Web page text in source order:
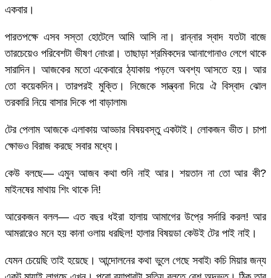
একবার।
পারতপক্ষে এসব সস্তা হোটেলে আমি আসি না। রান্নার স্বাদ যতটা বাজে
তারচেয়েও পরিবেশটা ভীষণ নোংরা। তাছাড়া শ্রমিকদের আনাগোনাও লেগে থাকে
সারাদিন। আজকের মতো একেবারে ঠ্যাকায় পড়লে অবশ্য আসতে হয়। আর
তো কয়েকদিন। তারপরই মুক্তি। নিজেকে সান্ত্বনা দিয়ে ঐ বিস্বাদ ঝোল
তরকারি নিয়ে বাসার দিকে পা বাড়ালাম৷
টের পেলাম আজকে এলাকায় আড্ডার বিষয়বস্তু একটাই। লোকজন ভীত। চাপা
ক্ষোভও বিরাজ করছে সবার মধ্যে।
কেউ বলছে— এমুন আজব কথা শুনি নাই আর। শয়তান না তো আর কী?
মাইনষের মাথায় শিং থাকে নি!
আরেকজন বলল— এত বছর ধইরা হালায় আমাগের উপ্রে সর্দারি করল! আর
আমরারেও মনে হয় কানা ওলায় ধরছিল! হালার বিষয়ডা কেউই টের পাই নাই।
যেমন চেয়েছি তাই হয়েছে। আন্দোলনের কথা ভুলে গেছে সবাই৷ কচি মিয়ার জন্য